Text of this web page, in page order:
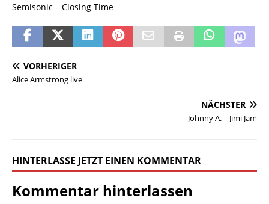
Semisonic – Closing Time
VORHERIGER
Alice Armstrong live
NÄCHSTER
Johnny A. – Jimi Jam
HINTERLASSE JETZT EINEN KOMMENTAR
Kommentar hinterlassen